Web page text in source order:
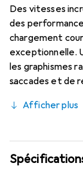
Des vitesses
des
chargement
exceptionnelle.
les graphismes
saccades et de
d'aujourd'hui
stockage de 1
à votre
l'action.
Afficher plus